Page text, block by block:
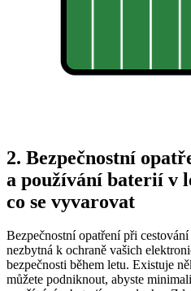
2. Bezpečnostní
a používání baterií v
co se vyvarovat
Bezpečnostní opatření při
nezbytná k ochraně vašich
bezpečnosti během letu. Existuje
můžete podniknout, abyste